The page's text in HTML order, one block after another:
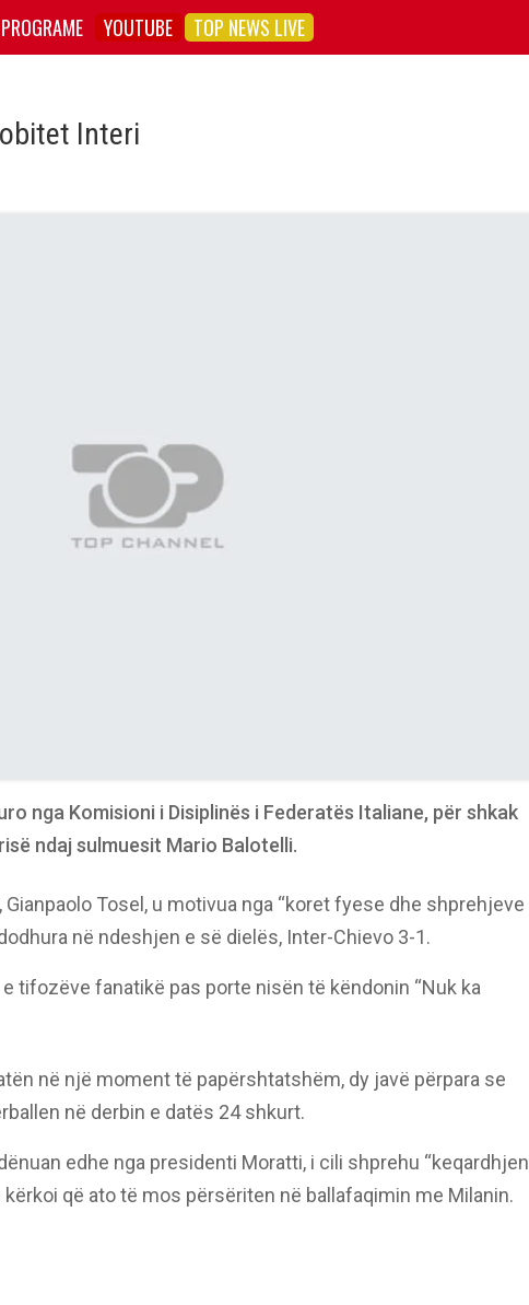
PROGRAME YOUTUBE TOP NEWS LIVE
Interi
nga Komisioni i Disiplinës i Federatës Italiane, për shkak
ndaj sulmuesit Mario Balotelli.
Tosel, u motivua nga “koret fyese dhe shprehjeve
në ndeshjen e së dielës, Inter-Chievo 3-1.
tifozëve fanatikë pas porte nisën të këndonin “Nuk ka
në një moment të papërshtatshëm, dy javë përpara se
në derbin e datës 24 shkurt.
edhe nga presidenti Moratti, i cili shprehu “keqardhjen
që ato të mos përsëriten në ballafaqimin me Milanin.